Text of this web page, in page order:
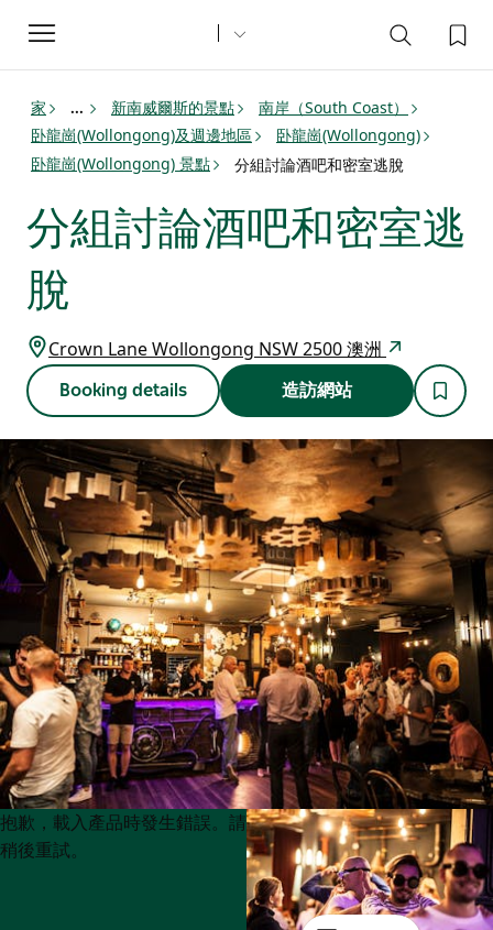
Toggle
navigation
家 ... 新南威爾斯的景點
南岸（South Coast）
卧龍崗(Wollongong)及週邊地區
卧龍崗(Wollongong)
卧龍崗(Wollongong) 景點
分組討論酒吧和密室逃脫
分組討論酒吧和密室逃
脫
Crown Lane Wollongong NSW 2500 澳洲
Booking details 造訪網站
Product
List
Product
List
抱歉，載入產品時發生錯誤。請
稍後重試。